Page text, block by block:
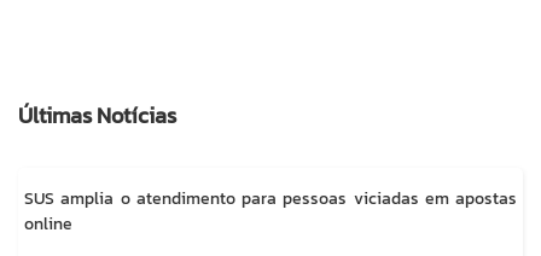
Últimas Notícias
SUS amplia o atendimento para pessoas viciadas em apostas
online